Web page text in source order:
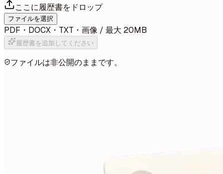
ここに履歴書をドロップ
ファイルを選択
PDF・DOCX・TXT・画像 / 最大 20MB
履歴書を追加してください
ファイルは非公開のままです。